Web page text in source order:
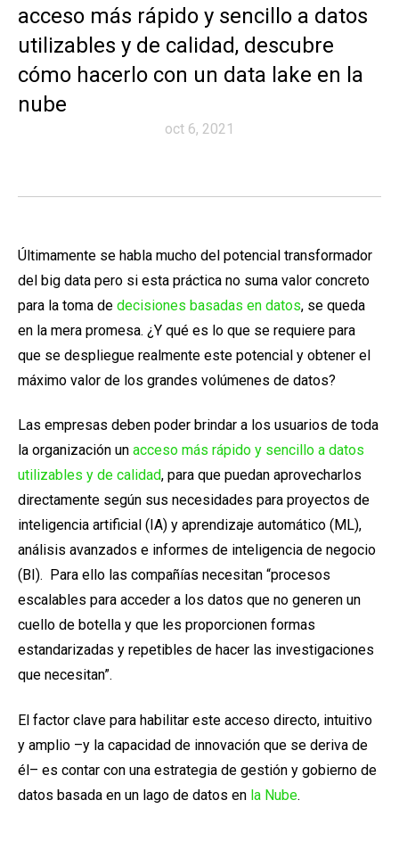
acceso más rápido y sencillo a datos
utilizables y de calidad, descubre
cómo hacerlo con un data lake en la
nube
oct 6, 2021
Últimamente se habla mucho del potencial transformador
del big data pero si esta práctica no suma valor concreto
para la toma de decisiones basadas en datos, se queda
en la mera promesa. ¿Y qué es lo que se requiere para
que se despliegue realmente este potencial y obtener el
máximo valor de los grandes volúmenes de datos?
Las empresas deben poder brindar a los usuarios de toda
la organización un acceso más rápido y sencillo a datos
utilizables y de calidad, para que puedan aprovecharlos
directamente según sus necesidades para proyectos de
inteligencia artificial (IA) y aprendizaje automático (ML),
análisis avanzados e informes de inteligencia de negocio
(BI). Para ello las compañías necesitan “procesos
escalables para acceder a los datos que no generen un
cuello de botella y que les proporcionen formas
estandarizadas y repetibles de hacer las investigaciones
que necesitan”.
El factor clave para habilitar este acceso directo, intuitivo
y amplio –y la capacidad de innovación que se deriva de
él– es contar con una estrategia de gestión y gobierno de
datos basada en un lago de datos en la Nube.